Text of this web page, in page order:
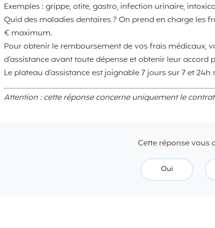
Exemples : grippe, otite, gastro, infection urinaire,
Quid des maladies dentaires ? On prend en charge les
€ maximum.
Pour obtenir le remboursement de vos frais médicaux,
d’assistance avant toute dépense et obtenir leur accord
Le plateau d’assistance est joignable 7 jours sur 7 et 24h
Attention : cette réponse concerne uniquement le
Cette réponse vous
Oui